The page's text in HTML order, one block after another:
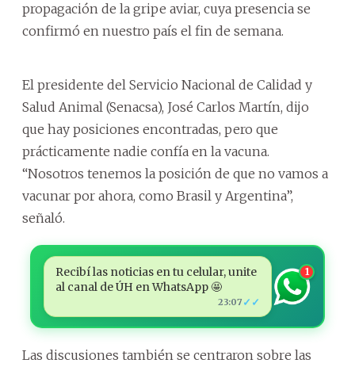
propagación de la gripe aviar, cuya presencia se
confirmó en nuestro país el fin de semana.
El presidente del Servicio Nacional de Calidad y
Salud Animal (Senacsa), José Carlos Martín, dijo
que hay posiciones encontradas, pero que
prácticamente nadie confía en la vacuna.
“Nosotros tenemos la posición de que no vamos a
vacunar por ahora, como Brasil y Argentina”,
señaló.
Recibí las noticias en tu celular, unite
al canal de ÚH en WhatsApp 🤩
23:07 ✓✓
1
Las discusiones también se centraron sobre las